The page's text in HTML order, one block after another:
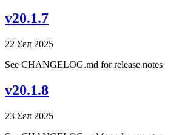
v20.1.7
22 Σεπ 2025
See CHANGELOG.md for release notes
v20.1.8
23 Σεπ 2025